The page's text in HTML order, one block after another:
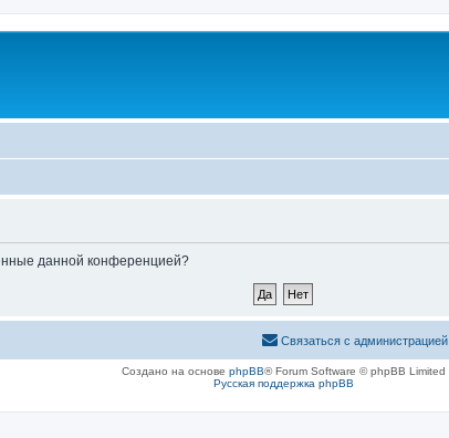
данной конференцией?
Связаться с администрацией
Создано на основе phpBB® Forum Software © phpBB Limited
Русская поддержка phpBB